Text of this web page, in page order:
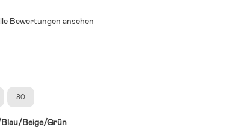
Bewertungen ansehen
80
Beige/Grün